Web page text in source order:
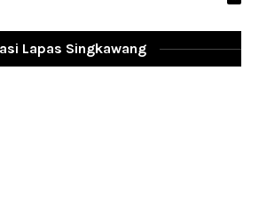
Lapas Singkawang